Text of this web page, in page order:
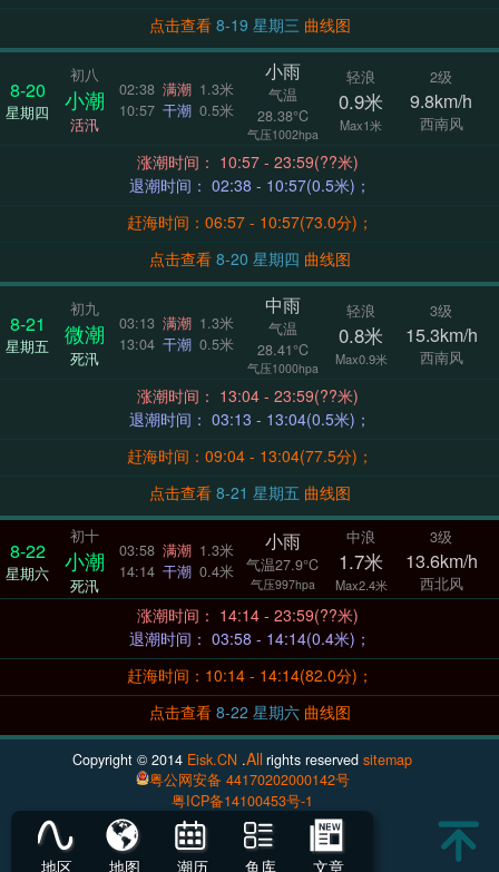
点击查看
8-19 星期三 曲线图
8-20
星期四
初八
小潮
活汛
02:38 满潮 1.3米
10:57 干潮 0.5米
小雨
气温
28.38°C
气压1002hpa
轻浪
0.9米
Max1米
2级
9.8km/h
西南风
涨潮时间： 10:57 - 23:59(??米)
退潮时间： 02:38 - 10:57(0.5米)；
赶海时间：06:57 - 10:57(73.0分)；
点击查看
8-20 星期四 曲线图
8-21
星期五
初九
微潮
死汛
03:13 满潮 1.3米
13:04 干潮 0.5米
中雨
气温
28.41°C
气压1000hpa
轻浪
0.8米
Max0.9米
3级
15.3km/h
西南风
涨潮时间： 13:04 - 23:59(??米)
退潮时间： 03:13 - 13:04(0.5米)；
赶海时间：09:04 - 13:04(77.5分)；
点击查看
8-21 星期五 曲线图
8-22
星期六
初十
小潮
死汛
03:58 满潮 1.3米
14:14 干潮 0.4米
小雨
气温27.9°C
气压997hpa
中浪
1.7米
Max2.4米
3级
13.6km/h
西北风
涨潮时间： 14:14 - 23:59(??米)
退潮时间： 03:58 - 14:14(0.4米)；
赶海时间：10:14 - 14:14(82.0分)；
点击查看
8-22 星期六 曲线图
Copyright © 2014 Eisk.CN .Allrights reservedsitemap
粤公网安备 44170202000142号
粤ICP备14100453号-1
地区 地图 潮历 鱼库 文章